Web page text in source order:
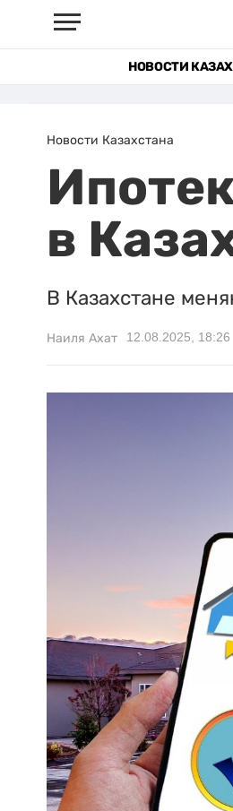
НОВОСТИ
Новости Казахстана
в
В Казахстане
Наиля Ахат 12.08.2025, 18:26